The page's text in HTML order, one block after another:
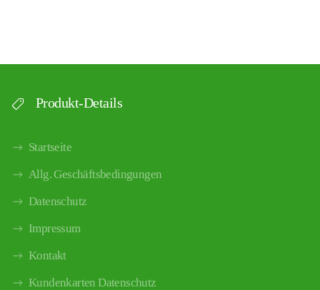
Produkt-Details
Startseite
Allg. Geschäftsbedingungen
Datenschutz
Impressum
Kontakt
Kundenkarten Datenschutz